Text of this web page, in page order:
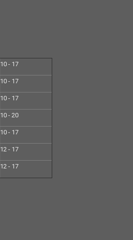
10 - 17
10 - 17
10 - 17
10 - 20
10 - 17
12 - 17
12 - 17